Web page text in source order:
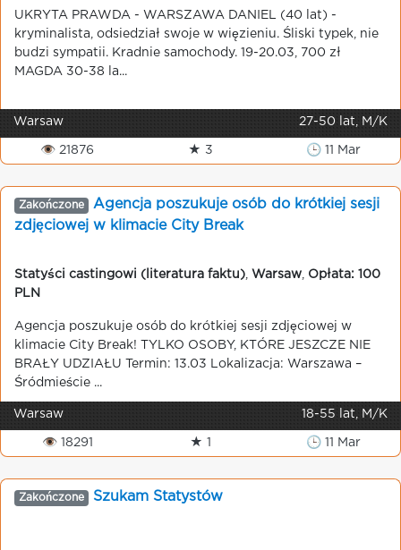
UKRYTA PRAWDA - WARSZAWA DANIEL (40 lat) -
kryminalista, odsiedział swoje w więzieniu. Śliski typek, nie
budzi sympatii. Kradnie samochody. 19-20.03, 700 zł
MAGDA 30-38 la...
Warsaw 27-50 lat, M/K
👁 21876 ★ 3 🕒 11 Mar
Zakończone
Agencja poszukuje osób do krótkiej sesji
zdjęciowej w klimacie City Break
Statyści castingowi (literatura faktu) Warsaw
Opłata: 100
PLN
Agencja poszukuje osób do krótkiej sesji zdjęciowej w
klimacie City Break! TYLKO OSOBY, KTÓRE JESZCZE NIE
BRAŁY UDZIAŁU Termin: 13.03 Lokalizacja: Warszawa –
Śródmieście ...
Warsaw 18-55 lat, M/K
👁 18291 ★ 1 🕒 11 Mar
Zakończone Szukam Statystów